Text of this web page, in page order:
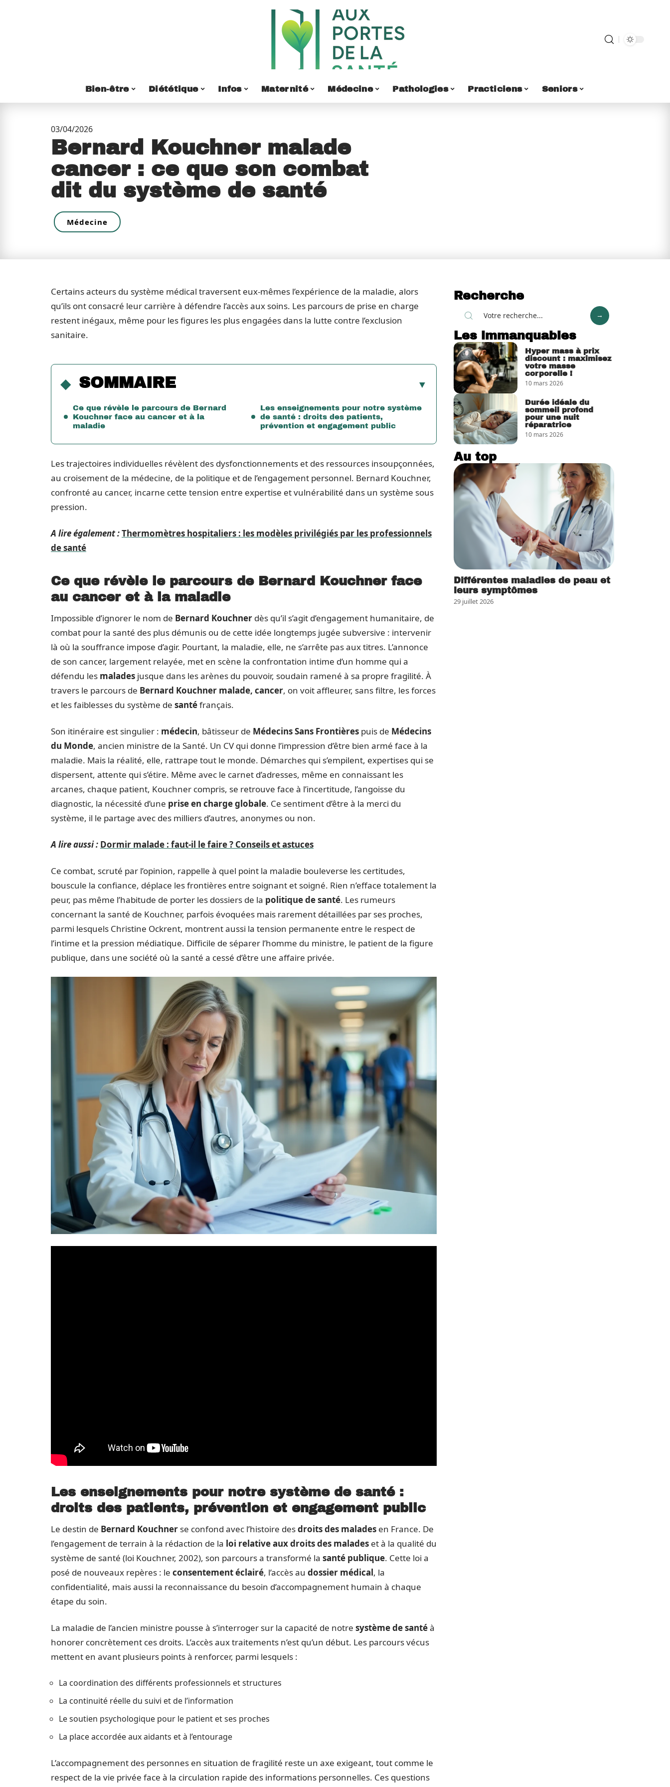
Bien-être Diététique Infos Maternité Médecine Pathologies Practiciens Seniors
03/04/2026
Bernard Kouchner malade
cancer : ce que son combat
dit du système de santé
Médecine
Certains acteurs du système médical traversent eux-mêmes l’expérience de la maladie, alors
qu’ils ont consacré leur carrière à défendre l’accès aux soins. Les parcours de prise en charge
restent inégaux, même pour les figures les plus engagées dans la lutte contre l’exclusion
sanitaire.
SOMMAIRE
Ce que révèle le parcours de Bernard
Kouchner face au cancer et à la
maladie
Les enseignements pour notre système
de santé : droits des patients,
prévention et engagement public
Les trajectoires individuelles révèlent des dysfonctionnements et des ressources insoupçonnées,
au croisement de la médecine, de la politique et de l’engagement personnel. Bernard Kouchner,
confronté au cancer, incarne cette tension entre expertise et vulnérabilité dans un système sous
pression.
A lire également :Thermomètres hospitaliers : les modèles privilégiés par les professionnels
de santé
Ce que révèle le parcours de Bernard Kouchner face
au cancer et à la maladie
Impossible d’ignorer le nom de Bernard Kouchner dès qu’il s’agit d’engagement humanitaire, de
combat pour la santé des plus démunis ou de cette idée longtemps jugée subversive : intervenir
là où la souffrance impose d’agir. Pourtant, la maladie, elle, ne s’arrête pas aux titres. L’annonce
de son cancer, largement relayée, met en scène la confrontation intime d’un homme qui a
défendu les malades jusque dans les arènes du pouvoir, soudain ramené à sa propre fragilité. À
travers le parcours de Bernard Kouchner malade, cancer, on voit affleurer, sans filtre, les forces
et les faiblesses du système de santéfrançais.
Son itinéraire est singulier : médecin, bâtisseur de Médecins Sans Frontières puis de Médecins
du Monde, ancien ministre de la Santé. Un CV qui donne l’impression d’être bien armé face à la
maladie. Mais la réalité, elle, rattrape tout le monde. Démarches qui s’empilent, expertises qui se
dispersent, attente qui s’étire. Même avec le carnet d’adresses, même en connaissant les
arcanes, chaque patient, Kouchner compris, se retrouve face à l’incertitude, l’angoisse du
diagnostic, la nécessité d’une prise en charge globale. Ce sentiment d’être à la merci du
système, il le partage avec des milliers d’autres, anonymes ou non.
A lire aussi : Dormir malade : faut-il le faire ? Conseils et astuces
Ce combat, scruté par l’opinion, rappelle à quel point la maladie bouleverse les certitudes,
bouscule la confiance, déplace les frontières entre soignant et soigné. Rien n’efface totalement la
peur, pas même l’habitude de porter les dossiers de la politique de santé. Les rumeurs
concernant la santé de Kouchner, parfois évoquées mais rarement détaillées par ses proches,
parmi lesquels Christine Ockrent, montrent aussi la tension permanente entre le respect de
l’intime et la pression médiatique. Difficile de séparer l’homme du ministre, le patient de la figure
publique, dans une société où la santé a cessé d’être une affaire privée.
Les enseignements pour notre système de santé :
droits des patients, prévention et engagement public
Le destin de Bernard Kouchner se confond avec l’histoire desdroits des malades en France. De
l’engagement de terrain à la rédaction de la loi relative aux droits des malades et à la qualité du
système de santé (loi Kouchner, 2002), son parcours a transformé la santé publique. Cette loi a
posé de nouveaux repères : le consentement éclairé, l’accès au dossier médical, la
confidentialité, mais aussi la reconnaissance du besoin d’accompagnement humain à chaque
étape du soin.
La maladie de l’ancien ministre pousse à s’interroger sur la capacité de notre système de santéà
honorer concrètement ces droits. L’accès aux traitements n’est qu’un début. Les parcours vécus
mettent en avant plusieurs points à renforcer, parmi lesquels :
La coordination des différents professionnels et structures
La continuité réelle du suivi et de l’information
Le soutien psychologique pour le patient et ses proches
La place accordée aux aidants et à l’entourage
L’accompagnement des personnes en situation de fragilité reste un axe exigeant, tout comme le
respect de la vie privée face à la circulation rapide des informations personnelles. Ces questions
Recherche
Les immanquables
Hyper mass à prix
discount : maximisez
votre masse
corporelle !
10 mars 2026
Durée idéale du
sommeil profond
pour une nuit
réparatrice
10 mars 2026
Au top
Différentes maladies de peau et
leurs symptômes
29 juillet 2026